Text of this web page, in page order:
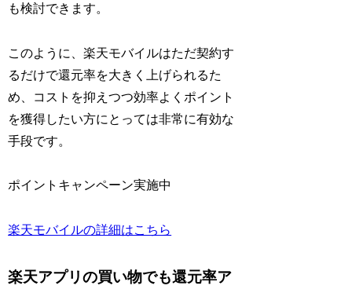
も検討できます。
このように、楽天モバイルはただ契約す
るだけで還元率を大きく上げられるた
め、コストを抑えつつ効率よくポイント
を獲得したい方にとっては非常に有効な
手段です。
ポイントキャンペーン実施中
楽天モバイルの詳細はこちら
楽天アプリの買い物でも還元率ア